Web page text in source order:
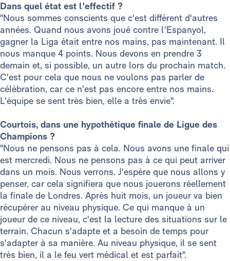
Dans quel état est l'effectif ?
"Nous sommes conscients que c'est différent d'autres
années. Quand nous avons joué contre l'Espanyol,
gagner la Liga était entre nos mains, pas maintenant. Il
nous manque 4 points. Nous devons en prendre 3
demain et, si possible, un autre lors du prochain match.
C'est pour cela que nous ne voulons pas parler de
célébration, car ce n'est pas encore entre nos mains.
L'équipe se sent très bien, elle a très envie".
Courtois, dans une hypothétique finale de Ligue des
Champions ?
"Nous ne pensons pas à cela. Nous avons une finale qui
est mercredi. Nous ne pensons pas à ce qui peut arriver
dans un mois. Nous verrons. J'espère que nous allons y
penser, car cela signifiera que nous jouerons réellement
la finale de Londres. Après huit mois, un joueur va bien
récupérer au niveau physique. Ce qui manque à un
joueur de ce niveau, c'est la lecture des situations sur le
terrain. Chacun s'adapte et a besoin de temps pour
s'adapter à sa manière. Au niveau physique, il se sent
très bien, il a le feu vert médical et est parfait".